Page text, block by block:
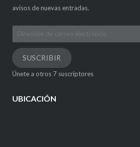
avisos de nuevas entradas.
Dirección
de
correo
electrónico
SUSCRIBIR
Únete a otros 7 suscriptores
UBICACIÓN